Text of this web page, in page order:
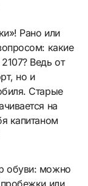
какие
Ведь от
но и
Старые
на
капитаном
обуви: можно
или